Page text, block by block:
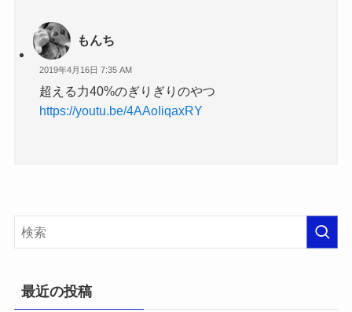
もんち
2019年4月16日 7:35 AM
超える力40%のぎりぎりのやつ
https://youtu.be/4AAoIiqaxRY
最近の投稿